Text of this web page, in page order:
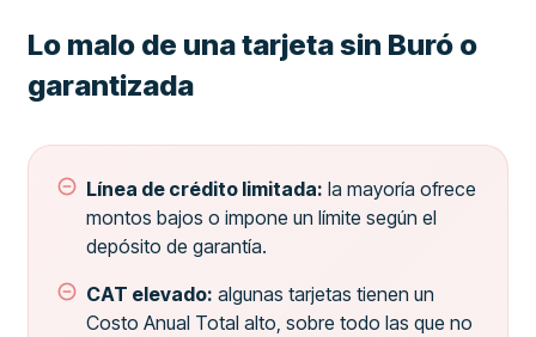
Lo malo de una tarjeta sin Buró o
garantizada
Línea de crédito limitada: la mayoría ofrece
montos bajos o impone un límite según el
depósito de garantía.
CAT elevado: algunas tarjetas tienen un
Costo Anual Total alto, sobre todo las que no